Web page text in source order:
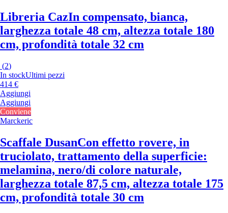
Libreria CazIn compensato, bianca,
larghezza totale 48 cm, altezza totale 180
cm, profondità totale 32 cm
(2)
In stockUltimi pezzi
414 €
Aggiungi
Aggiungi
Conviene
Marckeric
Scaffale DusanCon effetto rovere, in
truciolato, trattamento della superficie:
melamina, nero/di colore naturale,
larghezza totale 87,5 cm, altezza totale 175
cm, profondità totale 30 cm